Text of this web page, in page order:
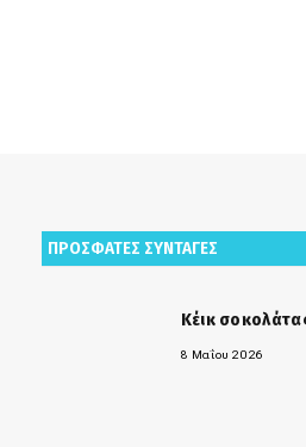
ΠΡΟΣΦΑΤΕΣ ΣΥΝΤΑΓΕΣ
Κέικ
8 Μαΐου 2026